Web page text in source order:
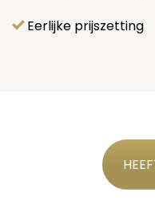
Eerlijke prijszetting